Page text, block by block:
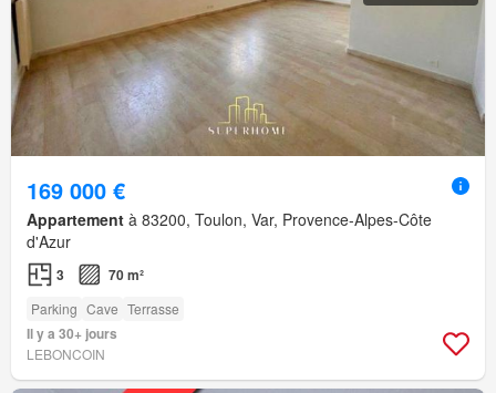
169 000 €
Appartement à 83200, Toulon, Var, Provence-Alpes-Côte
d'Azur
3 70 m²
Parking Cave Terrasse
Il y a 30+ jours
LEBONCOIN